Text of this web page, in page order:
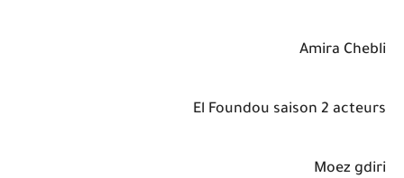
Amira Chebli
El Foundou saison 2 acteurs
Moez gdiri